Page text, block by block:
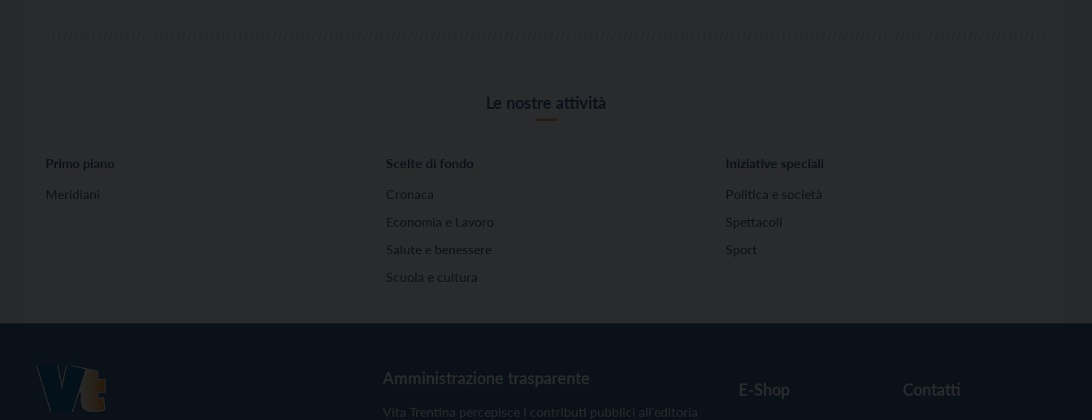
Le nostre attività
Primo piano
Meridiani
Scelte di fondo
Cronaca
Economia e Lavoro
Salute e benessere
Scuola e cultura
Iniziative speciali
Politica e società
Spettacoli
Sport
Amministrazione trasparente
Vita Trentina percepisce i contributi pubblici all'editoria
E-Shop Contatti